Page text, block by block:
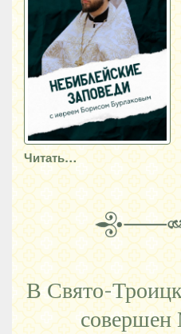
Читать…
В Свято-
совершен